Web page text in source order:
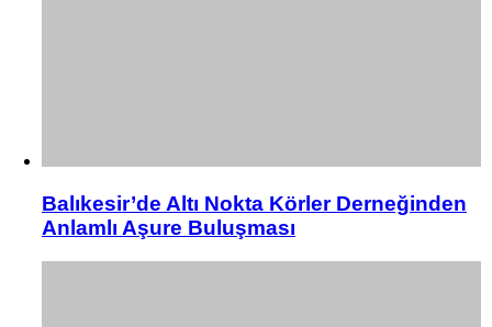
Balıkesir’de Altı Nokta Körler Derneğinden
Anlamlı Aşure Buluşması